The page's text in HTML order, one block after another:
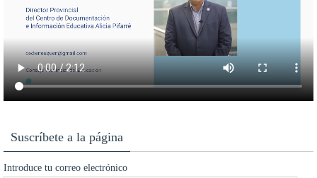
Suscríbete a la página
Introduce tu correo electrónico